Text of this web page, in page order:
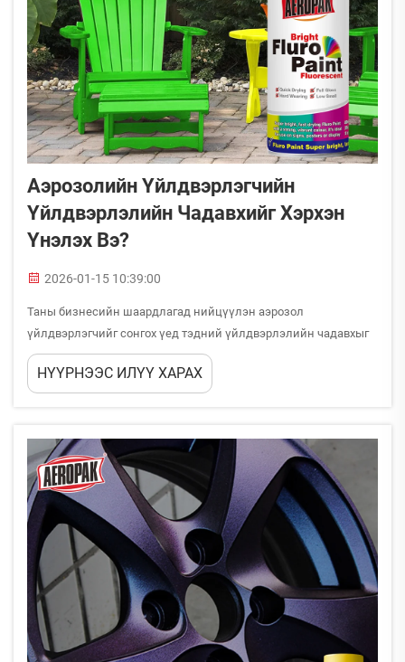
Аэрозолийн Үйлдвэрлэгчийн
Үйлдвэрлэлийн Чадавхийг Хэрхэн
Үнэлэх Вэ?
2026-01-15 10:39:00
Таны бизнесийн шаардлагад нийцүүлэн аэрозол
үйлдвэрлэгчийг сонгох үед тэдний үйлдвэрлэлийн чадавхыг
үнэлэх нь чанар, найдвартай байдал болон урт хугацааны
хамтын ажиллагааны амжилтанд маш чухал ач холбогдолтой.
НҮҮРНЭЭС ИЛҮҮ ХАРАХ